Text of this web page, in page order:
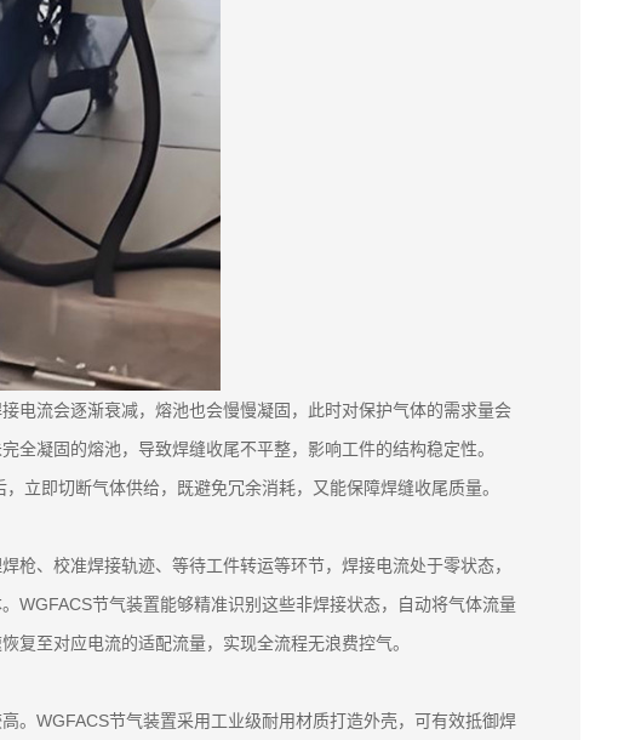
电流会逐渐衰减，熔池也会慢慢凝固，此时对保护气体的需求量会
凝固的熔池，导致焊缝收尾不平整，影响工件的结构稳定性。
立即切断气体供给，既避免冗余消耗，又能保障焊缝收尾质量。
、校准焊接轨迹、等待工件转运等环节，焊接电流处于零状态，
WGFACS节气装置能够精准识别这些非焊接状态，自动将气体流量
复至对应电流的适配流量，实现全流程无浪费控气。
。WGFACS节气装置采用工业级耐用材质打造外壳，可有效抵御焊